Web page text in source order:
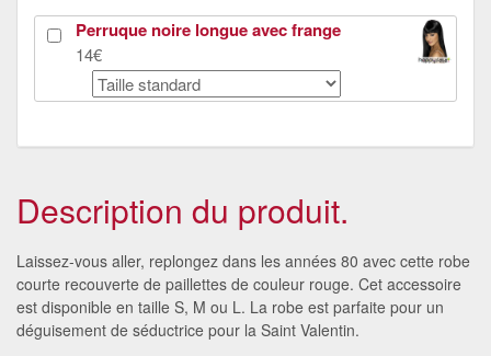
Perruque noire longue avec frange
14€
Description du produit.
Laissez-vous aller, replongez dans les années 80 avec cette robe
courte recouverte de paillettes de couleur rouge. Cet accessoire
est disponible en taille S, M ou L. La robe est parfaite pour un
déguisement de séductrice pour la Saint Valentin.